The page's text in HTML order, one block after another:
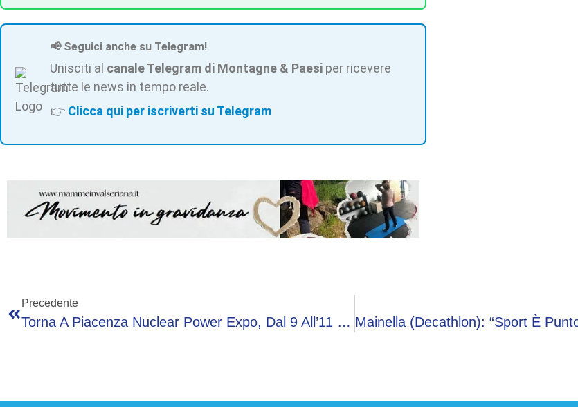
📢 Seguici anche su Telegram!
Unisciti al canale Telegram di Montagne & Paesi per ricevere
tutte le news in tempo reale.
👉 Clicca qui per iscriverti su Telegram
Precedente
Torna A Piacenza Nuclear Power Expo, Dal 9 All’11 Giugno La II Edizione